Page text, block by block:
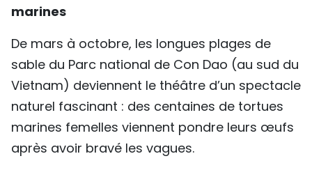
marines
De mars à octobre, les longues plages de
sable du Parc national de Con Dao (au sud du
Vietnam) deviennent le théâtre d’un spectacle
naturel fascinant : des centaines de tortues
marines femelles viennent pondre leurs œufs
après avoir bravé les vagues.